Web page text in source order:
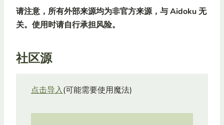
请注意，所有外部来源均为非官方来源，与 Aidoku 无
关。使用时请自行承担风险。
社区源
点击导入(可能需要使用魔法)